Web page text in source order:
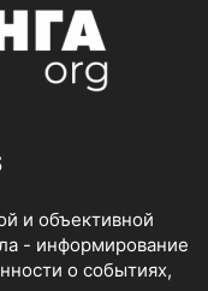
и объективной
- информирование
о событиях,